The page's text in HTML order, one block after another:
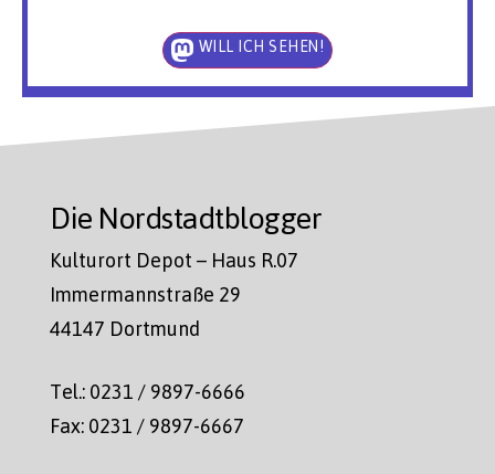
WILL ICH SEHEN!
Die Nordstadtblogger
Kulturort Depot – Haus R.07
Immermannstraße 29
44147 Dortmund
Tel.: 0231 / 9897-6666
Fax: 0231 / 9897-6667